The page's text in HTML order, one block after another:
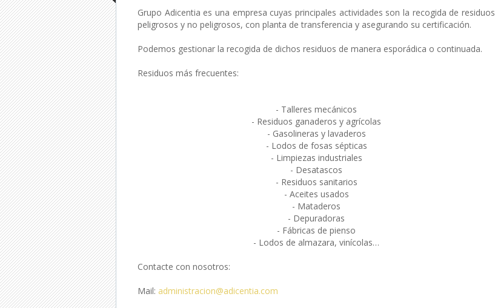
Grupo Adicentia es una empresa cuyas principales actividades son la recogida de residuos
peligrosos y no peligrosos, con planta de transferencia y asegurando su certificación.
Podemos gestionar la recogida de dichos residuos de manera esporádica o continuada.
Residuos más frecuentes:
- Talleres mecánicos
- Residuos ganaderos y agrícolas
- Gasolineras y lavaderos
- Lodos de fosas sépticas
- Limpiezas industriales
- Desatascos
- Residuos sanitarios
- Aceites usados
- Mataderos
- Depuradoras
- Fábricas de pienso
- Lodos de almazara, vinícolas…
Contacte con nosotros:
Mail: administracion@adicentia.com